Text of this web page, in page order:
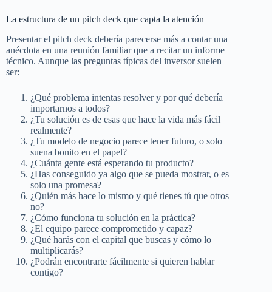
La estructura de un pitch deck que capta la atención
Presentar el pitch deck debería parecerse más a contar una
anécdota en una reunión familiar que a recitar un informe
técnico. Aunque las preguntas típicas del inversor suelen
ser:
¿Qué problema intentas resolver y por qué debería
importarnos a todos?
¿Tu solución es de esas que hace la vida más fácil
realmente?
¿Tu modelo de negocio parece tener futuro, o solo
suena bonito en el papel?
¿Cuánta gente está esperando tu producto?
¿Has conseguido ya algo que se pueda mostrar, o es
solo una promesa?
¿Quién más hace lo mismo y qué tienes tú que otros
no?
¿Cómo funciona tu solución en la práctica?
¿El equipo parece comprometido y capaz?
¿Qué harás con el capital que buscas y cómo lo
multiplicarás?
¿Podrán encontrarte fácilmente si quieren hablar
contigo?